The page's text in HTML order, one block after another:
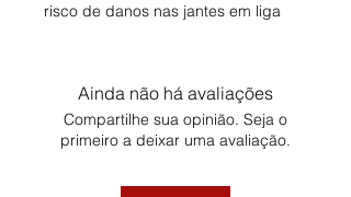
risco de danos nas jantes em liga
Ainda não há avaliações
Compartilhe sua opinião. Seja o
primeiro a deixar uma avaliação.